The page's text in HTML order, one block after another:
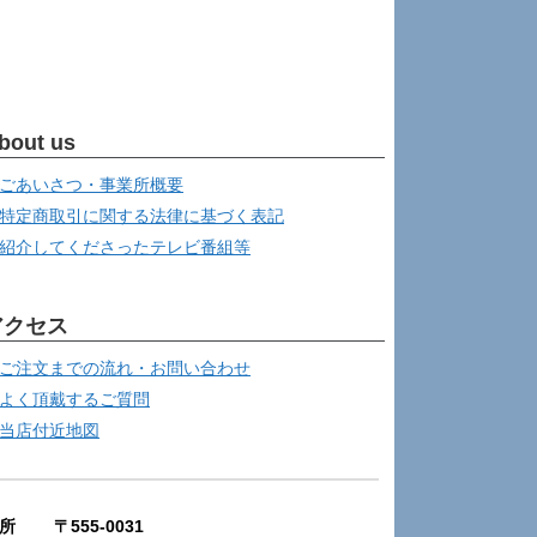
us
ごあいさつ・事業所概要
特定商取引に関する法律に基づく表記
紹介してくださったテレビ番組等
セス
ご注文までの流れ・お問い合わせ
よく頂戴するご質問
当店付近地図
所 〒555-0031